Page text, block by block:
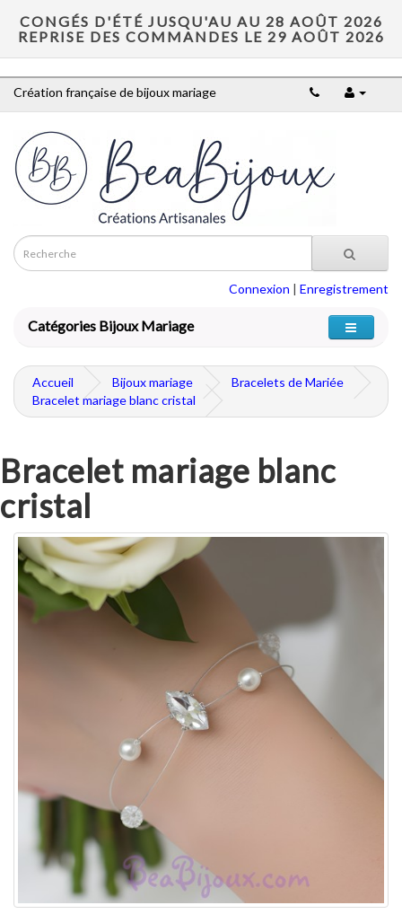
CONGÉS D'ÉTÉ JUSQU'AU AU 28 AOÛT 2026
REPRISE DES COMMANDES LE 29 AOÛT 2026
Création française de bijoux mariage
Connexion | Enregistrement
Catégories Bijoux Mariage
Accueil Bijoux mariage
Bracelets de Mariée
Bracelet mariage blanc cristal
Bracelet mariage blanc
cristal